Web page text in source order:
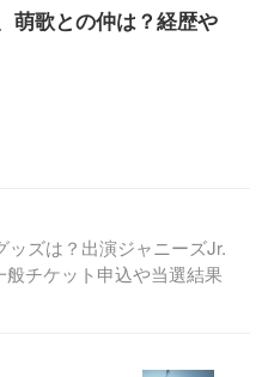
萌歌との仲は？経歴や
ッズは？出演ジャニーズJr.
チケット申込や当選結果